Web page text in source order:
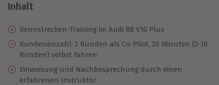
Inhalt
Rennstrecken-Training im Audi R8 V10 Plus
Rundenanzahl: 2 Runden als Co-Pilot, 20 Minuten (5-10
Runden) selbst fahren
Einweisung und Nachbesprechung durch einen
erfahrenen Instruktor